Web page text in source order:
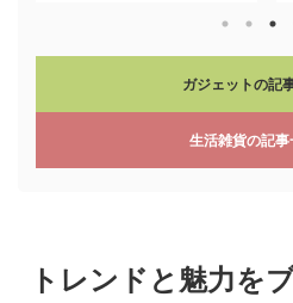
す。 TourBox Eliteは複数のボタ
ンやダイヤルなどで構成されてお
り、複数のアプリケーションを事
ことができるため、これまでマウ
ス操作やショートカットキーで同
ガジェットの記
生活雑貨の記事
トレンドと魅力を